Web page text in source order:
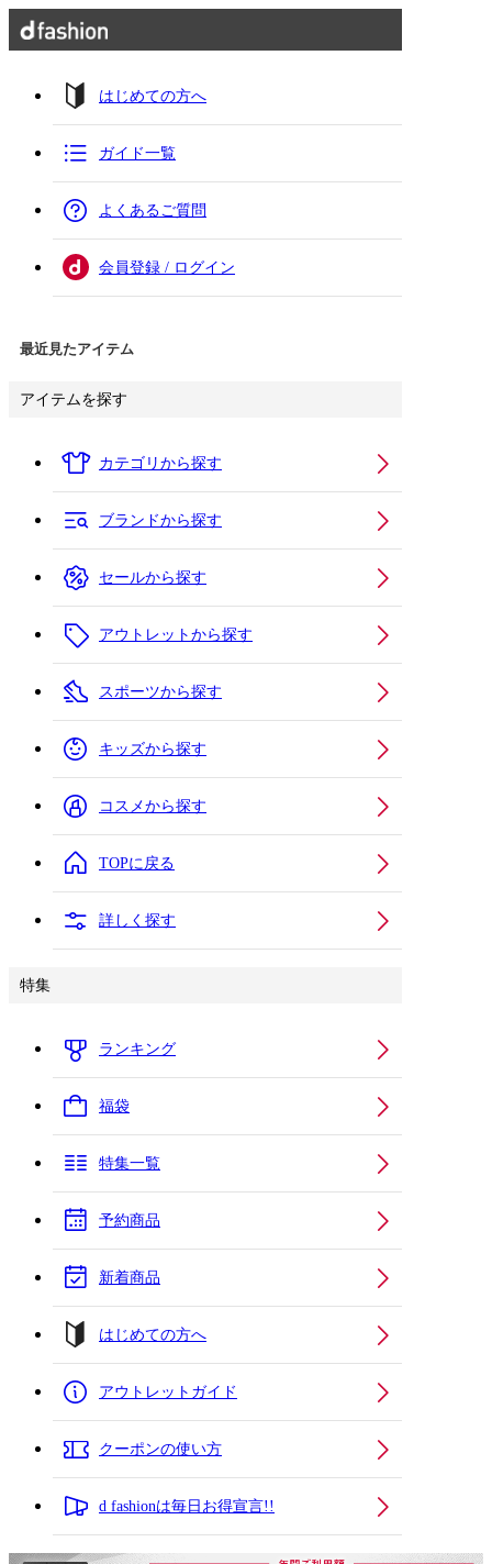
はじめての方へ
ガイド一覧
よくあるご質問
会員登録 / ログイン
最近見たアイテム
アイテムを探す
カテゴリから探す
ブランドから探す
セールから探す
アウトレットから探す
スポーツから探す
キッズから探す
コスメから探す
TOPに戻る
詳しく探す
特集
ランキング
福袋
特集一覧
予約商品
新着商品
はじめての方へ
アウトレットガイド
クーポンの使い方
d fashionは毎日お得宣言!!